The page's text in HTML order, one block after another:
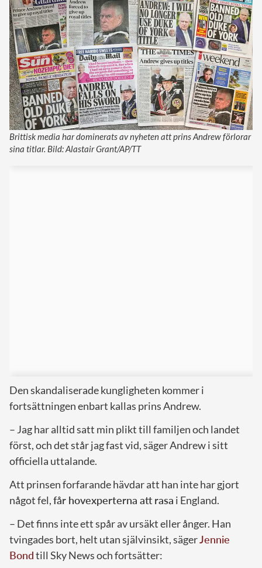
Brittisk media har dominerats av nyheten att prins Andrew förlorar
sina titlar. Bild: Alastair Grant/AP/TT
Den skandaliserade kungligheten kommer i
fortsättningen enbart kallas prins Andrew.
– Jag har alltid satt min plikt till familjen och landet
först, och det står jag fast vid, säger Andrew i sitt
officiella uttalande.
Att prinsen forfarande hävdar att han inte har gjort
något fel,får hovexperterna att rasa i England.
– Det finns inte ett spår av ursäkt eller ånger. Han
tvingades bort, helt utan självinsikt, sägerJennie
Bondtill Sky News och fortsätter: